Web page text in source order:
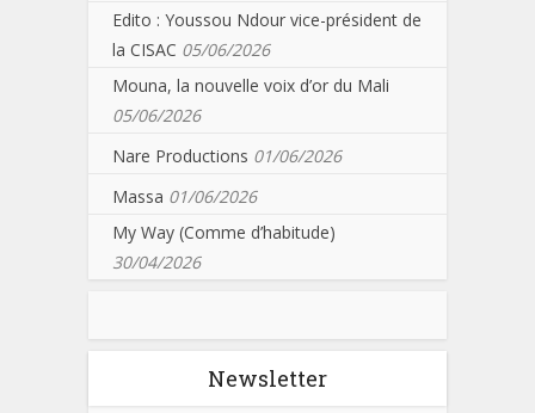
Edito : Youssou Ndour vice-président de
la CISAC 05/06/2026
Mouna, la nouvelle voix d’or du Mali
05/06/2026
Nare Productions 01/06/2026
Massa 01/06/2026
My Way (Comme d’habitude)
30/04/2026
Newsletter